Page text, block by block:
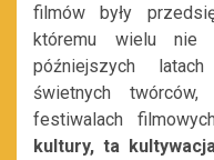
filmów były
któremu wielu nie
późniejszych
świetnych
festiwalach
kultury, ta